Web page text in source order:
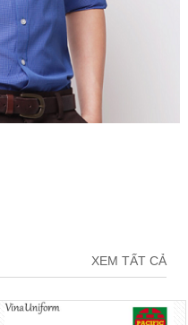
XEM TẤT CẢ